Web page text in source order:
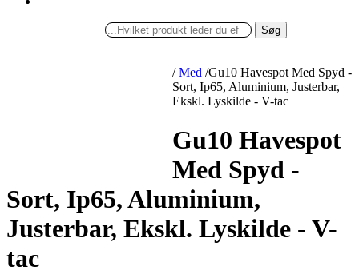
Søg
/ Med /Gu10 Havespot Med Spyd -
Sort, Ip65, Aluminium, Justerbar,
Ekskl. Lyskilde - V-tac
Gu10 Havespot
Med Spyd -
Sort, Ip65, Aluminium,
Justerbar, Ekskl. Lyskilde - V-
tac